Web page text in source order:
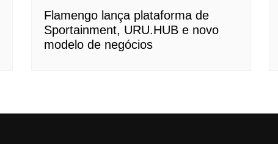
Flamengo lança plataforma de
Sportainment, URU.HUB e novo
modelo de negócios